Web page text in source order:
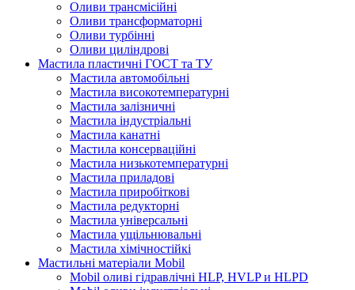
Оливи трансмісійні
Оливи трансформаторні
Оливи турбінні
Оливи циліндрові
Мастила пластичні ГОСТ та ТУ
Мастила автомобільні
Мастила високотемпературні
Мастила залізничні
Мастила індустріальні
Мастила канатні
Мастила консерваційні
Мастила низькотемпературні
Мастила приладові
Мастила приробіткові
Мастила редукторні
Мастила універсальні
Мастила ущільнювальні
Мастила хімічностійкі
Мастильні матеріали Mobil
Mobil оливі гідравлічні HLP, HVLP и HLPD